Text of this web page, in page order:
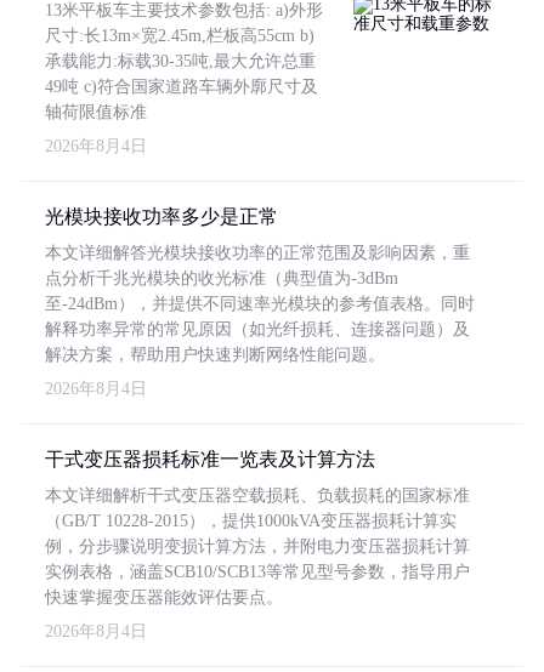
13米平板车主要技术参数包括: a)外形
尺寸:长13m×宽2.45m,栏板高55cm b)
承载能力:标载30-35吨,最大允许总重
49吨 c)符合国家道路车辆外廓尺寸及
轴荷限值标准
2026年8月4日
光模块接收功率多少是正常
本文详细解答光模块接收功率的正常范围及影响因素，重
点分析千兆光模块的收光标准（典型值为-3dBm
至-24dBm），并提供不同速率光模块的参考值表格。同时
解释功率异常的常见原因（如光纤损耗、连接器问题）及
解决方案，帮助用户快速判断网络性能问题。
2026年8月4日
干式变压器损耗标准一览表及计算方法
本文详细解析干式变压器空载损耗、负载损耗的国家标准
（GB/T 10228-2015），提供1000kVA变压器损耗计算实
例，分步骤说明变损计算方法，并附电力变压器损耗计算
实例表格，涵盖SCB10/SCB13等常见型号参数，指导用户
快速掌握变压器能效评估要点。
2026年8月4日